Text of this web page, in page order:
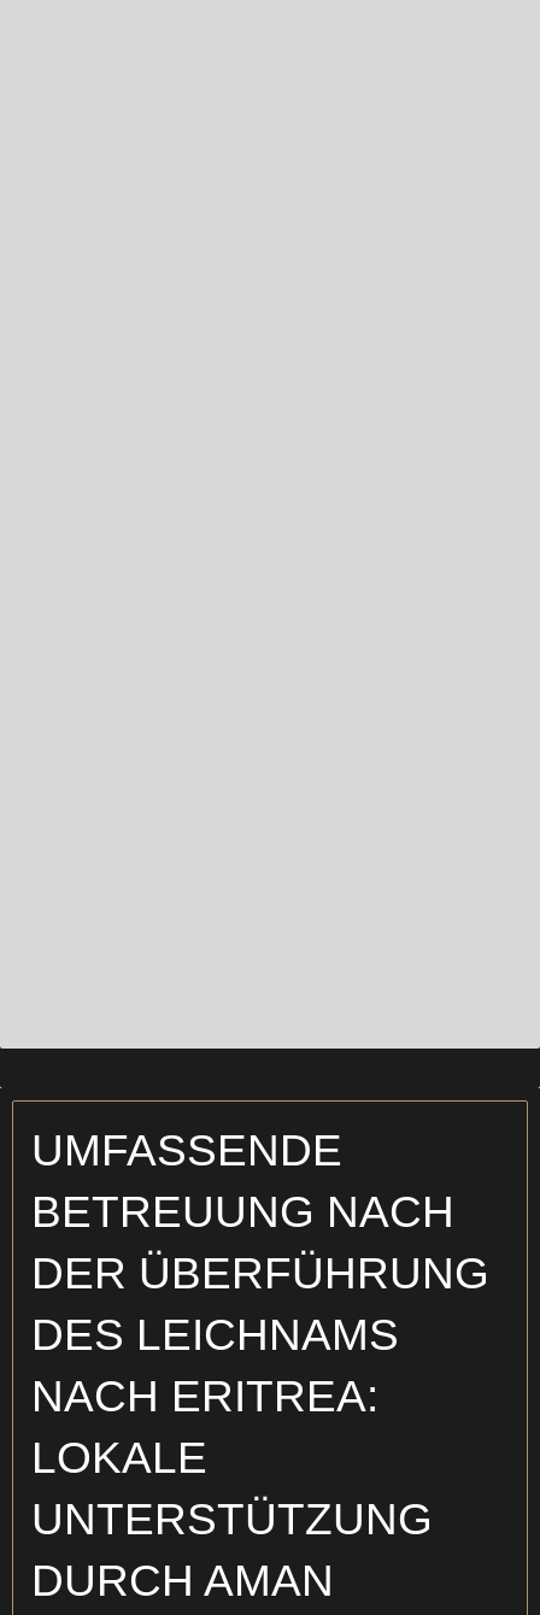
UMFASSENDE
BETREUUNG NACH
DER ÜBERFÜHRUNG
DES LEICHNAMS
NACH ERITREA:
LOKALE
UNTERSTÜTZUNG
DURCH AMAN